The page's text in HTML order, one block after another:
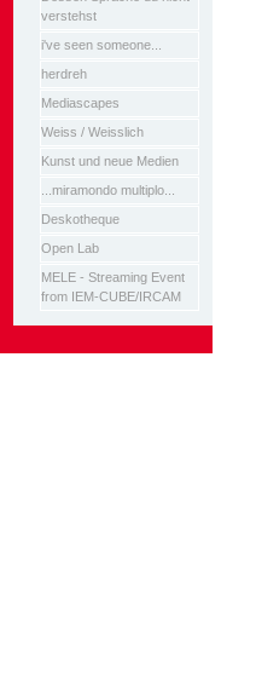
verstehst
i've seen someone...
herdreh
Mediascapes
Weiss / Weisslich
Kunst und neue Medien
...miramondo multiplo...
Deskotheque
Open Lab
MELE - Streaming Event
from IEM-CUBE/IRCAM